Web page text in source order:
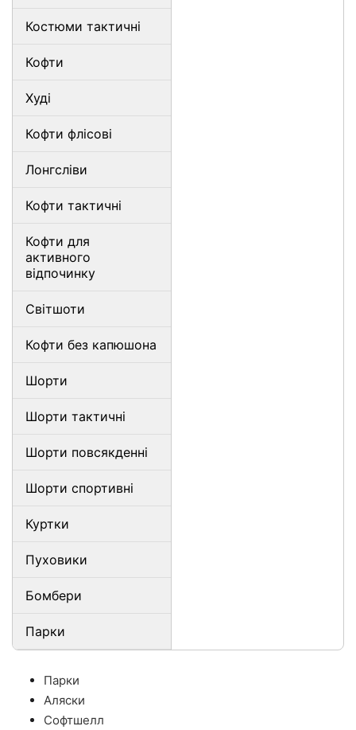
Костюми тактичні
Кофти
Худі
Кофти флісові
Лонгсліви
Кофти тактичні
Кофти для
активного
відпочинку
Світшоти
Кофти без капюшона
Шорти
Шорти тактичні
Шорти повсякденні
Шорти спортивні
Куртки
Пуховики
Бомбери
Парки
Парки
Аляски
Софтшелл